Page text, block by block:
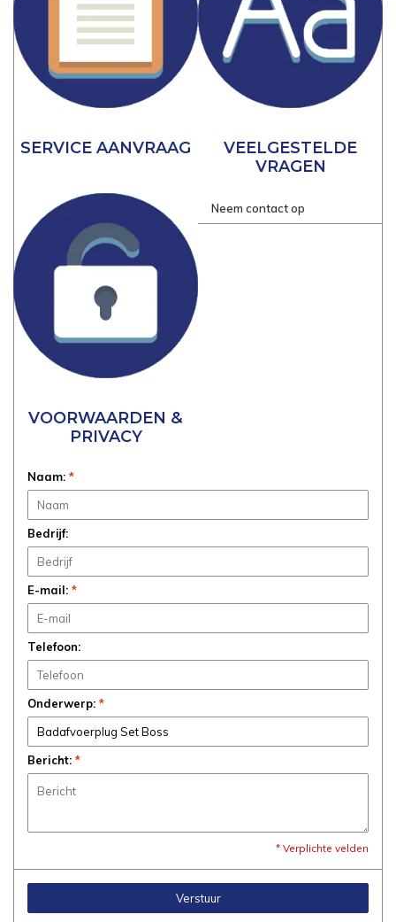
SERVICE AANVRAAG
VEELGESTELDE
VRAGEN
VOORWAARDEN &
PRIVACY
Neem contact op
Naam: *
Bedrijf:
E-mail: *
Telefoon:
Onderwerp: *
Bericht: *
* Verplichte velden
Verstuur